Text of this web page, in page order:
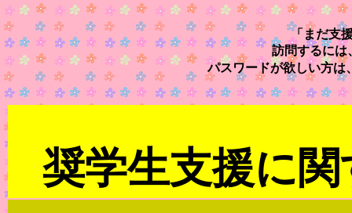
「まだ支
訪問するには
パスワードが欲しい方は
奨学生支援に